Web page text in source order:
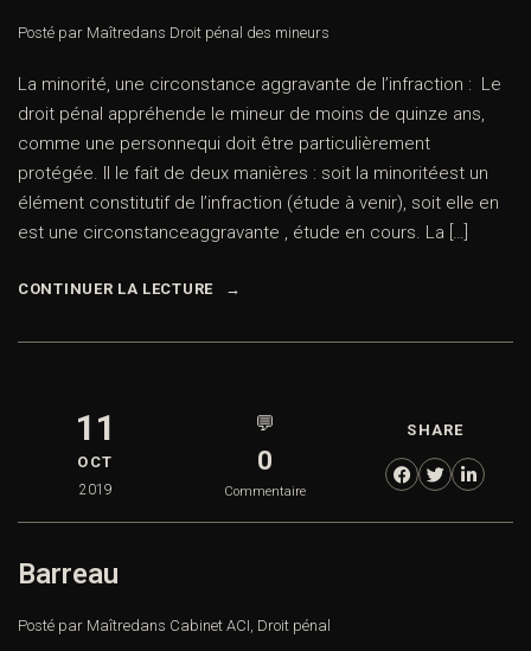
Posté par Maîtredans Droit pénal des mineurs
La minorité, une circonstance aggravante de l’infraction : Le
droit pénal appréhende le mineur de moins de quinze ans,
comme une personnequi doit être particulièrement
protégée. Il le fait de deux manières : soit la minoritéest un
élément constitutif de l’infraction (étude à venir), soit elle en
est une circonstanceaggravante , étude en cours. La […]
CONTINUER LA LECTURE
11
OCT
2019
💬
0
Commentaire
SHARE
Barreau
Posté par Maîtredans Cabinet ACI, Droit pénal